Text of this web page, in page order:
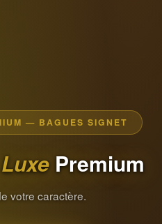
— BAGUES SIGNET
LuxePremium
votre caractère.